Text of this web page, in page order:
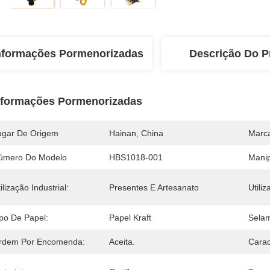
Pormenorizadas Descrição Do
Pormenorizadas
De Origem Hainan, China
Do Modelo HBS1018-001
Industrial: Presentes E Artesanato
De Papel: Papel Kraft
Por Encomenda: Aceita.